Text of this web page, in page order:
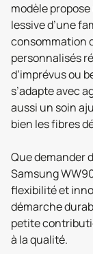
modèle
lessive d’une
consommation
personnalisés
d’imprévus ou
s’adapte avec
aussi un soin
bien les fibres
Que demander
Samsung
flexibilité et
démarche
petite
à la qualité.